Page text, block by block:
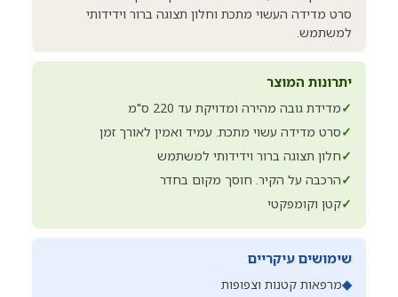
סרט מדידה העשוי מתכת וחלון תצוגה ברור וידידותי
למשתמש.
יתרונות המוצר
✓מדידת גובה מהירה ומדויקת עד 220 ס"מ
✓סרט מדידה עשוי מתכת. עמיד ואמין לאורך זמן
✓חלון תצוגה ברור וידידותי למשתמש
✓הרכבה על הקיר. חוסך מקום בחדר
✓קטן וקומפקטי
שימושים עיקריים
◆מרפאות קטנות וצפופות